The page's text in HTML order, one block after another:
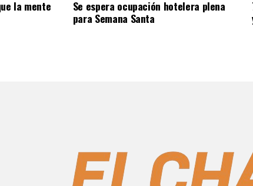
la mente
Se espera ocupación hotelera plena
para Semana Santa